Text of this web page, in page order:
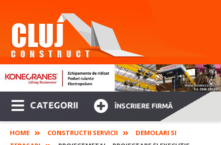
CATEGORII ÎNSCRIERE FIRMĂ
HOME CONSTRUCTII SERVICII
DEMOLARI SI